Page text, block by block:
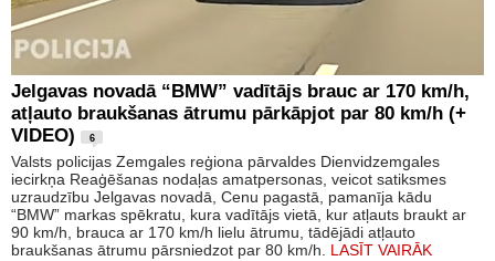
Jelgavas novadā “BMW” vadītājs brauc ar 170 km/h,
atļauto braukšanas ātrumu pārkāpjot par 80 km/h (+
VIDEO)
6
Valsts policijas Zemgales reģiona pārvaldes Dienvidzemgales
iecirkņa Reaģēšanas nodaļas amatpersonas, veicot satiksmes
uzraudzību Jelgavas novadā, Cenu pagastā, pamanīja kādu
“BMW” markas spēkratu, kura vadītājs vietā, kur atļauts braukt ar
90 km/h, brauca ar 170 km/h lielu ātrumu, tādējādi atļauto
braukšanas ātrumu pārsniedzot par 80 km/h. LASĪT VAIRĀK